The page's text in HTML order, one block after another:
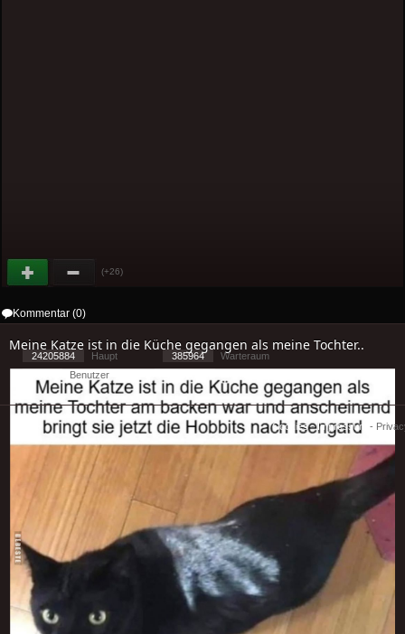
(+26)
Kommentar (0)
Meine Katze ist in die Küche gegangen als meine Tochter..
24205884 Haupt 385964
Warteraum
Benutzer
Cookies-Impressum -